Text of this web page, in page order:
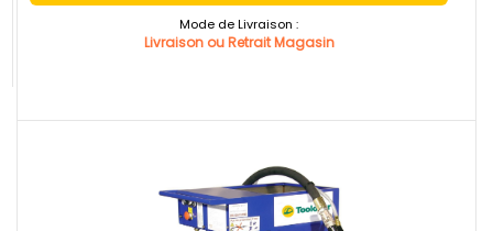
Mode de Livraison :
Livraison ou Retrait Magasin